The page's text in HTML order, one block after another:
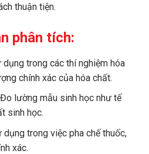
thuận tiện.
phân tích:
dụng trong các thí nghiệm hóa
chính xác của hóa chất.
lường mẫu sinh học như tế
sinh học.
dụng trong việc pha chế thuốc,
xác.